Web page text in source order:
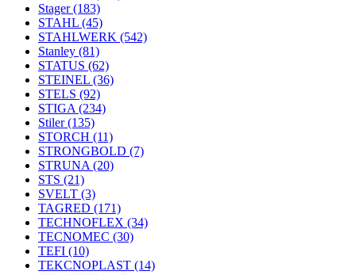
Stager(183)
STAHL (45)
STAHLWERK (542)
Stanley (81)
STATUS (62)
STEINEL (36)
STELS (92)
STIGA (234)
Stiler(135)
STORCH (11)
STRONGBOLD (7)
STRUNA (20)
STS (21)
SVELT (3)
TAGRED (171)
TECHNOFLEX (34)
TECNOMEC (30)
TEFI (10)
TEKCNOPLAST (14)